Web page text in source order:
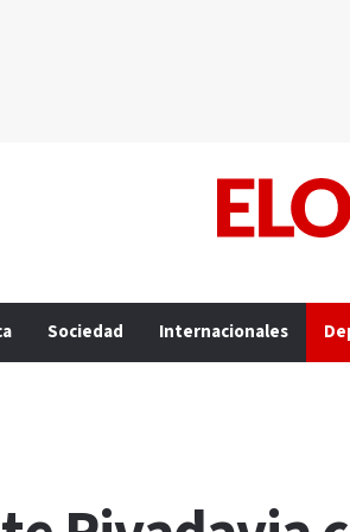
Sociedad Internacionales